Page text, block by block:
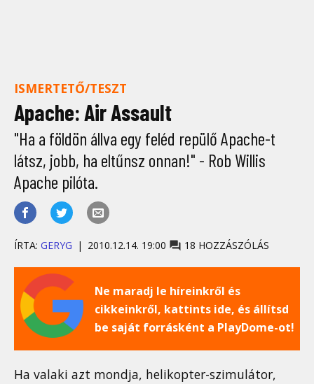
ISMERTETŐ/TESZT
Apache: Air Assault
"Ha a földön állva egy feléd repülő Apache-t
látsz, jobb, ha eltűnsz onnan!" - Rob Willis
Apache pilóta.
ÍRTA: GERYG 2010.12.14. 19:00 18 HOZZÁSZÓLÁS
Ne maradj le híreinkről és
cikkeinkről, kattints ide, és állítsd
be saját forrásként a PlayDome-ot!
Ha valaki azt mondja, helikopter-szimulátor,